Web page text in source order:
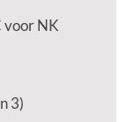
voor NK
3)